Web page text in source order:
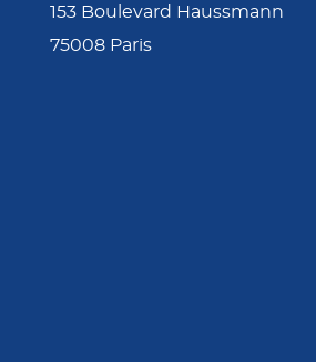
153 Boulevard Haussmann
75008 Paris